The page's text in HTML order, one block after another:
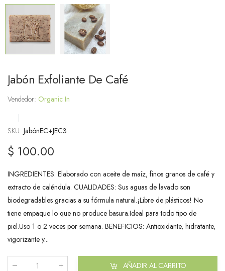
Jabón Exfoliante De Café
Vendedor: Organic In
|
SKU: JabónEC+JEC3
$ 100.00
INGREDIENTES: Elaborado con aceite de maíz, finos granos de café y
extracto de caléndula. CUALIDADES: Sus aguas de lavado son
biodegradables gracias a su fórmula natural.¡Libre de plásticos! No
tiene empaque lo que no produce basura.Ideal para todo tipo de
piel.Uso 1 o 2 veces por semana. BENEFICIOS: Antioxidante, hidratante,
vigorizante y...
AÑADIR AL CARRITO